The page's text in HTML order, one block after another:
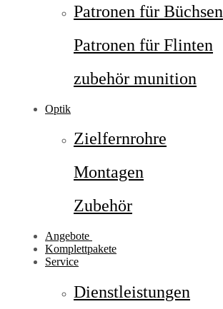
Patronen für Büchsen
Patronen für Flinten
zubehör munition
Optik
Zielfernrohre
Montagen
Zubehör
Angebote
Komplettpakete
Service
Dienstleistungen